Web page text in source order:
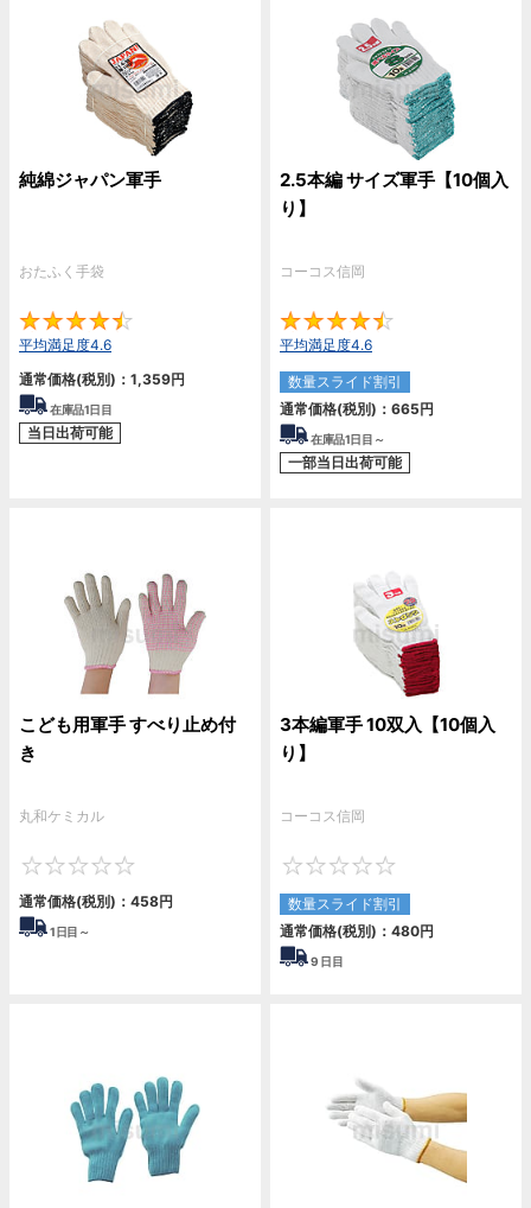
純綿ジャパン軍手
おたふく手袋
平均満足度4.6
通常価格(税別)： 1,359円
在庫品1日目
当日出荷可能
2.5本編 サイズ軍手【10個入
り】
コーコス信岡
平均満足度4.6
数量スライド割引
通常価格(税別)： 665円
在庫品1日目～
一部当日出荷可能
こども用軍手 すべり止め付
き
丸和ケミカル
通常価格(税別)： 458円
1日目～
3本編軍手 10双入【10個入
り】
コーコス信岡
数量スライド割引
通常価格(税別)： 480円
9 日目